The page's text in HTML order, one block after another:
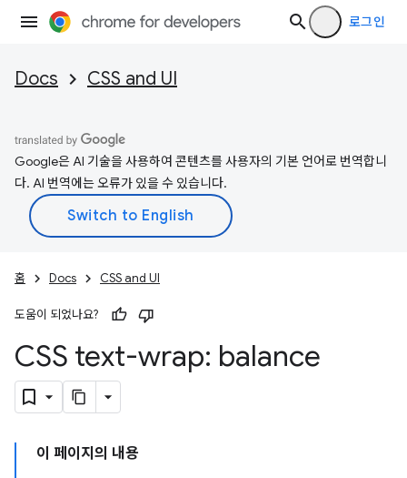
로그인
Docs CSS and UI
Google은 AI 기술을 사용하여 콘텐츠를 사용자의 기본 언어로 번역합니
다. AI 번역에는 오류가 있을 수 있습니다.
홈 Docs CSS and UI
도움이 되었나요?
CSS text-wrap: balance
이 페이지의 내용